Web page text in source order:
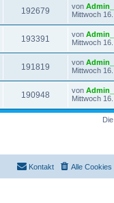
192679 von
Mittwoch
193391 von
Mittwoch
191819 von
Mittwoch
190948 von
Mittwoch
Alle Cookies
Kontakt